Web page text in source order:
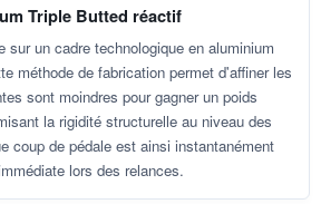
Triple Butted réactif
un cadre technologique en aluminium
méthode de fabrication permet d'affiner les
sont moindres pour gagner un poids
la rigidité structurelle au niveau des
coup de pédale est ainsi instantanément
lors des relances.